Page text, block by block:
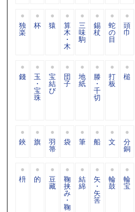
独
楽
杯 猿 算
木
・
木
三
味
駒
錫
杖
蛇
の
目
頭
巾
錢 玉
・
宝
珠
宝
結
び
団
子
地
紙
滕
・
千
切
打
板
槌
鋏 旗 羽
箒
袋 筆 船 文 分
銅
枡 的 豆
藏
鞠
挟
み
・
鞠
結
綿
矢
・
矢
筈
輪
鼓
輪
宝